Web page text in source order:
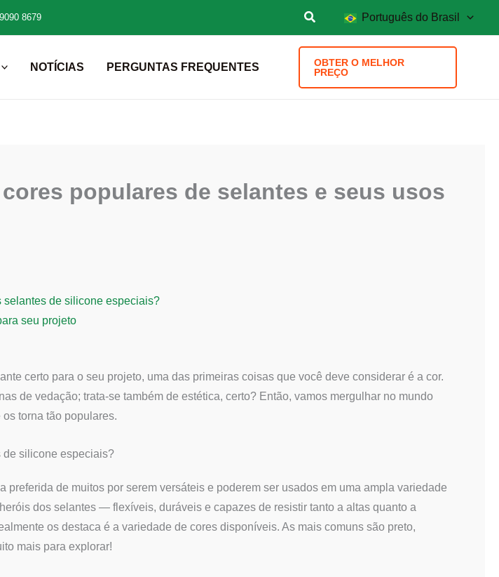
8679 Português do Brasil
NOTÍCIAS PERGUNTAS FREQUENTES
OBTER O MELHOR
PREÇO
populares de selantes e seus usos
selantes de silicone especiais?
seu projeto
certo para o seu projeto, uma das primeiras coisas que você deve considerar é a cor.
de vedação; trata-se também de estética, certo? Então, vamos mergulhar no mundo
os torna tão populares.
de silicone especiais?
preferida de muitos por serem versáteis e poderem ser usados em uma ampla variedade
dos selantes — flexíveis, duráveis e capazes de resistir tanto a altas quanto a
os destaca é a variedade de cores disponíveis. As mais comuns são preto,
mais para explorar!